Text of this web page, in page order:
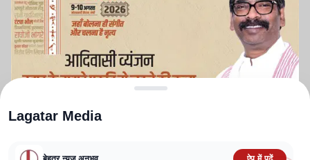
Lagatar Media